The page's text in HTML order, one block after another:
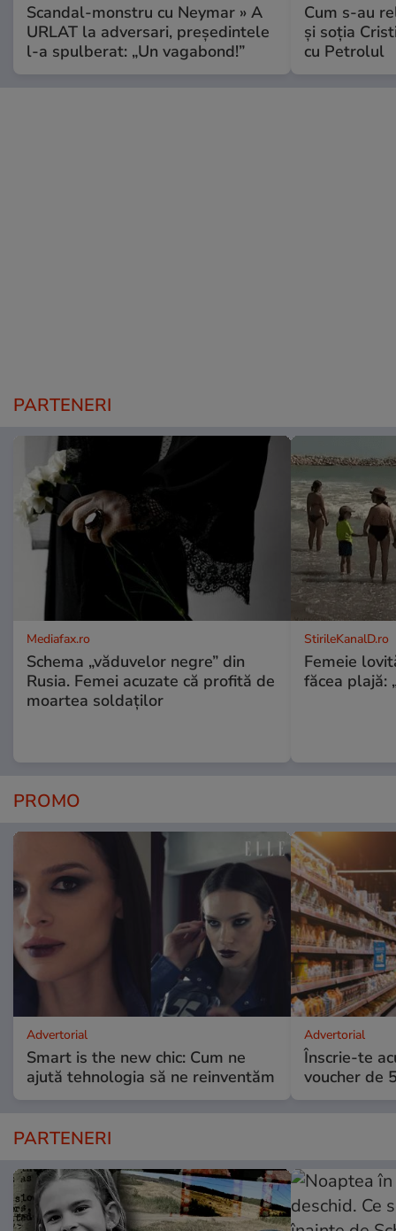
Scandal-monstru cu Neymar » A
URLAT la adversari, președintele
l-a spulberat: „Un vagabond!”
Cum s-au
și soția
cu Petrolul
PARTENERI
Mediafax.ro
Schema „văduvelor negre” din
Rusia. Femei acuzate că profită de
moartea soldaților
StirileKanalD.ro
Femeie
făcea plajă:
PROMO
Advertorial
Smart is the new chic: Cum ne
ajută tehnologia să ne reinventăm
Advertorial
Înscrie-te
voucher de
PARTENERI